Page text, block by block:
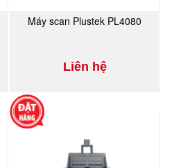
Máy scan Plustek PL4080
Liên hệ
MUA NGAY